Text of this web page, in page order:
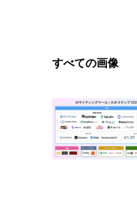
すべての画像